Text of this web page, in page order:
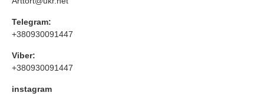
Telegram:
+380930091447
Viber:
+380930091447
instagram